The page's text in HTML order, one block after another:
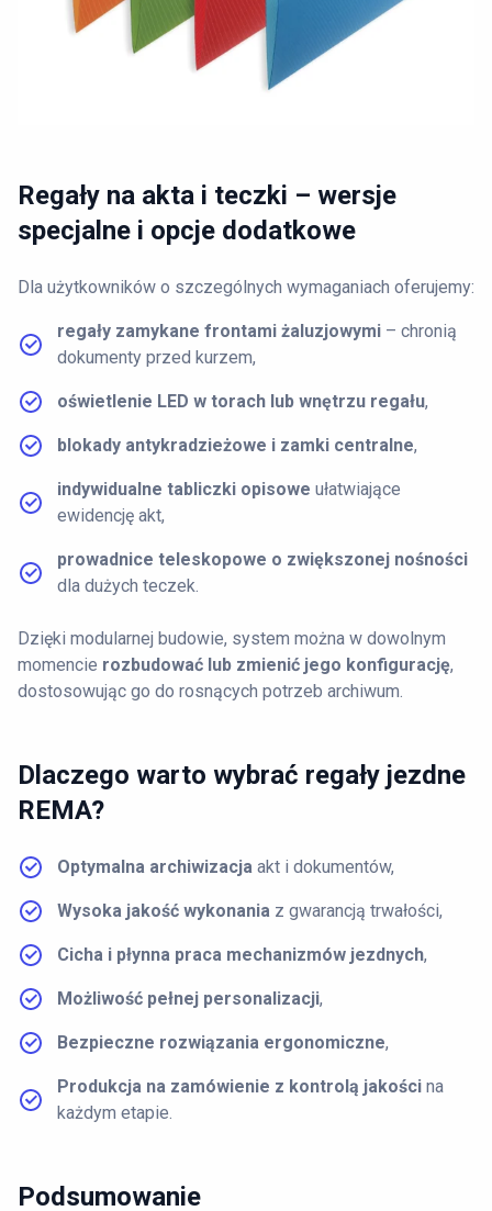
Regały na akta i teczki – wersje
specjalne i opcje dodatkowe
Dla użytkowników o szczególnych wymaganiach oferujemy:
regały zamykane frontami żaluzjowymi – chronią
dokumenty przed kurzem,
oświetlenie LED w torach lub wnętrzu regału,
blokady antykradzieżowe i zamki centralne,
indywidualne tabliczki opisowe ułatwiające
ewidencję akt,
prowadnice teleskopowe o zwiększonej nośności
dla dużych teczek.
Dzięki modularnej budowie, system można w dowolnym
momencie rozbudować lub zmienić jego konfigurację,
dostosowując go do rosnących potrzeb archiwum.
Dlaczego warto wybrać regały jezdne
REMA?
Optymalna archiwizacja akt i dokumentów,
Wysoka jakość wykonania z gwarancją trwałości,
Cicha i płynna praca mechanizmów jezdnych,
Możliwość pełnej personalizacji,
Bezpieczne rozwiązania ergonomiczne,
Produkcja na zamówienie z kontrolą jakości na
każdym etapie.
Podsumowanie